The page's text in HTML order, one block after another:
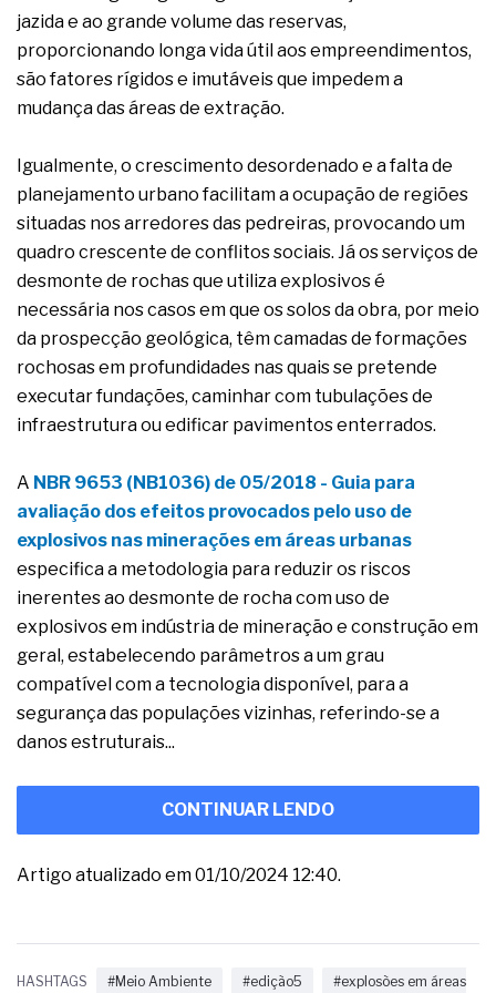
jazida e ao grande volume das reservas,
proporcionando longa vida útil aos empreendimentos,
são fatores rígidos e imutáveis que impedem a
mudança das áreas de extração.
Igualmente, o crescimento desordenado e a falta de
planejamento urbano facilitam a ocupação de regiões
situadas nos arredores das pedreiras, provocando um
quadro crescente de conflitos sociais. Já os serviços de
desmonte de rochas que utiliza explosivos é
necessária nos casos em que os solos da obra, por meio
da prospecção geológica, têm camadas de formações
rochosas em profundidades nas quais se pretende
executar fundações, caminhar com tubulações de
infraestrutura ou edificar pavimentos enterrados.
A NBR 9653 (NB1036) de 05/2018 - Guia para
avaliação dos efeitos provocados pelo uso de
explosivos nas minerações em áreas urbanas
especifica a metodologia para reduzir os riscos
inerentes ao desmonte de rocha com uso de
explosivos em indústria de mineração e construção em
geral, estabelecendo parâmetros a um grau
compatível com a tecnologia disponível, para a
segurança das populações vizinhas, referindo-se a
danos estruturais...
CONTINUAR LENDO
Artigo atualizado em 01/10/2024 12:40.
HASHTAGS #Meio Ambiente #edição5 #explosões em áreas